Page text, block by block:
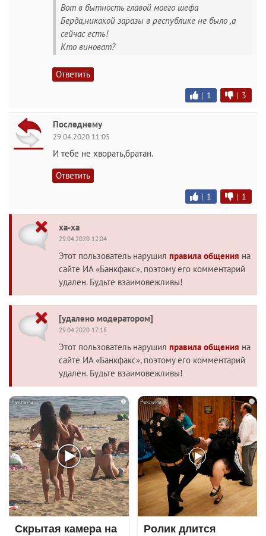
Вот в бытность главой моего шефа
Берда,никакой заразы в республике не было ,а
сейчас есть!
Кто виноват?
Ответить
| 1 | 3
Последнему
29.04.2020 11:05
И тебе не хворать,братан.
Ответить
| 1 | 1
ха-ха
29.04.2020 12:04
Этот пользователь нарушил правила общения на
сайте ИА «Банкфакс», поэтому его комментарий
удален. Будьте взаимовежливы!
[удалено модератором]
29.04.2020 17:18
Этот пользователь нарушил правила общения на
сайте ИА «Банкфакс», поэтому его комментарий
удален. Будьте взаимовежливы!
i
Скрытая камера на
i
Ролик длится